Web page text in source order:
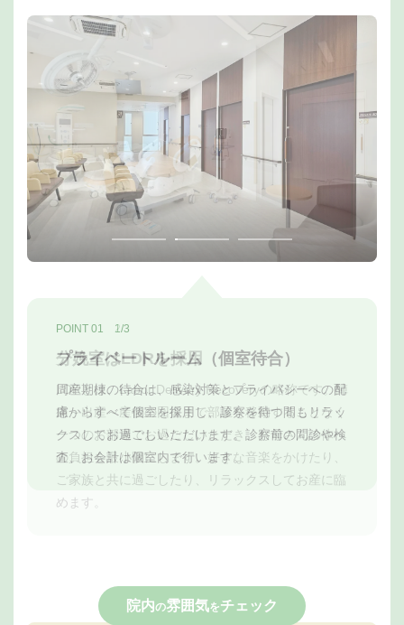
POINT 01 1/3
プライベートルーム（個室待合）
周産期棟の待合は、感染対策とプライバシーへの配
慮からすべて個室を採用し、診察を待つ間もリラッ
クスしてお過ごしいただけます。診察前の問診や検
査、お会計は個室内で行います。
POINT 01 2/3
分娩室はLDRを採用
LDRとは、Labor Delivery Recoveryの略称です。陣
痛～出産～産後の回復まで部屋を移動することなく
一つのお部屋でお過ごしいただき、お母さんの体へ
の負担を最小限にします。好きな音楽をかけたり、
ご家族と共に過ごしたり、リラックスしてお産に臨
めます。
POINT 01 3/3
お部屋も完全個室
入院するお部屋はすべて個室となっているので、赤
ちゃんやご家族とのびのびとお過ごしいただけま
す。シャワー・トイレも完備していますので、周り
に気を使わずにご利用いただけます。 お会計等の
お手続きなどもお部屋で行います。
院内の雰囲気をチェック